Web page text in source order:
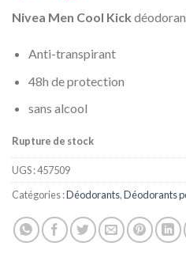
Nivea Men Cool Kick
Anti-transpirant
48h de protection
sans alcool
Rupture de stock
UGS :457509
Catégories :Déodorants,Déodorants